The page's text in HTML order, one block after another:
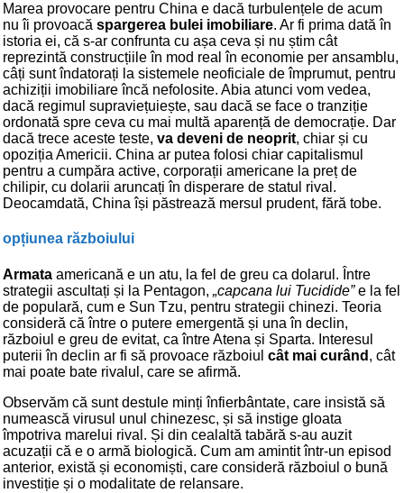
Marea provocare pentru China e dacă turbulențele de acum
nu îi provoacă spargerea bulei imobiliare. Ar fi prima dată în
istoria ei, că s-ar confrunta cu așa ceva și nu știm cât
reprezintă construcțiile în mod real în economie per ansamblu,
câți sunt îndatorați la sistemele neoficiale de împrumut, pentru
achiziții imobiliare încă nefolosite. Abia atunci vom vedea,
dacă regimul supraviețuiește, sau dacă se face o tranziție
ordonată spre ceva cu mai multă aparență de democrație. Dar
dacă trece aceste teste, va deveni de neoprit, chiar și cu
opoziția Americii. China ar putea folosi chiar capitalismul
pentru a cumpăra active, corporații americane la preț de
chilipir, cu dolarii aruncați în disperare de statul rival.
Deocamdată, China își păstrează mersul prudent, fără tobe.
opțiunea războiului
Armata americană e un atu, la fel de greu ca dolarul. Între
strategii ascultați și la Pentagon, „capcana lui Tucidide”e la fel
de populară, cum e Sun Tzu, pentru strategii chinezi. Teoria
consideră că între o putere emergentă și una în declin,
războiul e greu de evitat, ca între Atena și Sparta. Interesul
puterii în declin ar fi să provoace războiul cât mai curând , cât
mai poate bate rivalul, care se afirmă.
Observăm că sunt destule minți înfierbântate, care insistă să
numească virusul unul chinezesc, și să instige gloata
împotriva marelui rival. Și din cealaltă tabără s-au auzit
acuzații că e o armă biologică. Cum am amintit într-un episod
anterior, există și economiști, care consideră războiul o bună
investiție și o modalitate de relansare.